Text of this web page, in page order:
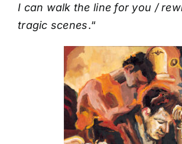
I can walk the line for you /
tragic scenes.“